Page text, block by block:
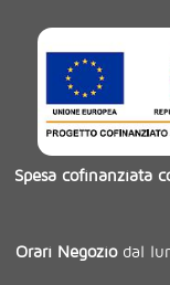
Spesa cofinanziata
Orari Negoziodal